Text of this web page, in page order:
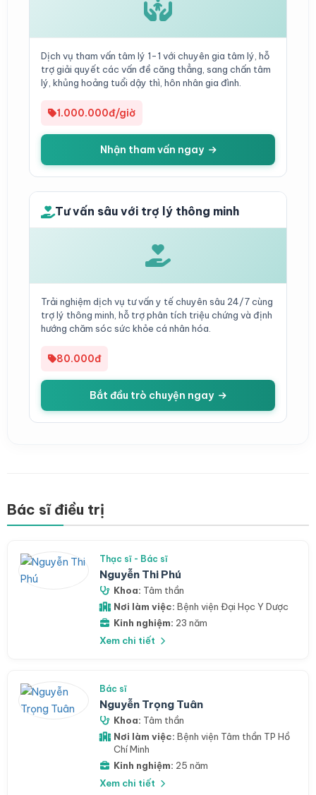
Dịch vụ tham vấn tâm lý 1-1 với chuyên gia tâm lý, hỗ
trợ giải quyết các vấn đề căng thẳng, sang chấn tâm
lý, khủng hoảng tuổi dậy thì, hôn nhân gia đình.
1.000.000đ/giờ
Nhận tham vấn ngay
Tư vấn sâu với trợ lý thông minh
Trải nghiệm dịch vụ tư vấn y tế chuyên sâu 24/7 cùng
trợ lý thông minh, hỗ trợ phân tích triệu chứng và định
hướng chăm sóc sức khỏe cá nhân hóa.
80.000đ
Bắt đầu trò chuyện ngay
Bác sĩ điều trị
Thạc sĩ - Bác sĩ
Nguyễn Thi Phú
Khoa: Tâm thần
Nơi làm việc: Bệnh viện Đại Học Y Dược
Kinh nghiệm: 23 năm
Xem chi tiết
Bác sĩ
Nguyễn Trọng Tuân
Khoa: Tâm thần
Nơi làm việc: Bệnh viện Tâm thần TP Hồ
Chí Minh
Kinh nghiệm: 25 năm
Xem chi tiết